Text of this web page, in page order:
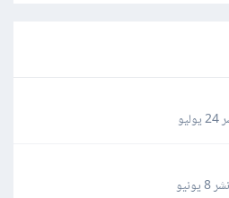
24 يوليو
8 يونيو